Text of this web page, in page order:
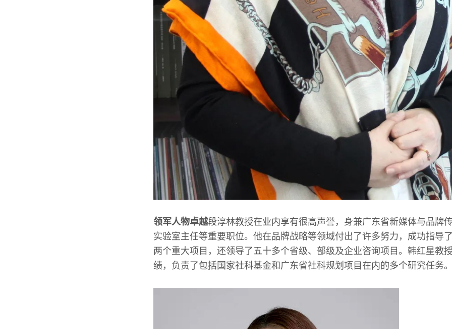
领军人物卓越段淳林教授在业内享有很高声誉，身兼广东省新媒体与品牌
实验室主任等重要职位。他在品牌战略等领域付出了许多努力，成功指导
两个重大项目，还领导了五十多个省级、部级及企业咨询项目。韩红星教
绩，负责了包括国家社科基金和广东省社科规划项目在内的多个研究任务